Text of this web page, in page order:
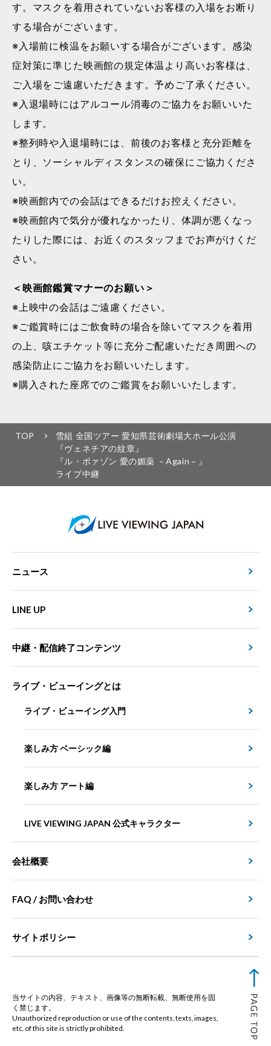
す。マスクを着用されていないお客様の入場をお断り
する場合がございます。
※入場前に検温をお願いする場合がございます。感染
症対策に準じた映画館の規定体温より高いお客様は、
ご入場をご遠慮いただきます。予めご了承ください。
※入退場時にはアルコール消毒のご協力をお願いいた
します。
※整列時や入退場時には、前後のお客様と充分距離を
とり、ソーシャルディスタンスの確保にご協力くださ
い。
※映画館内での会話はできるだけお控えください。
※映画館内で気分が優れなかったり、体調が悪くなっ
たりした際には、お近くのスタッフまでお声がけくだ
さい。
＜映画館鑑賞マナーのお願い＞
※上映中の会話はご遠慮ください。
※ご鑑賞時にはご飲食時の場合を除いてマスクを着用
の上、咳エチケット等に充分ご配慮いただき周囲への
感染防止にご協力をお願いいたします。
※購入された座席でのご鑑賞をお願いいたします。
TOP
雪組 全国ツアー 愛知県芸術劇場大ホール公演
『ヴェネチアの紋章』
『ル・ポァゾン 愛の媚薬 －Again－』
ライブ中継
ニュース
LINE UP
中継・配信終了コンテンツ
ライブ・ビューイングとは
ライブ・ビューイング入門
楽しみ方 ベーシック編
楽しみ方 アート編
LIVE VIEWING JAPAN 公式キャラクター
会社概要
FAQ / お問い合わせ
サイトポリシー
当サイトの内容、テキスト、画像等の無断転載、無断使用を固
く禁じます。
Unauthorized reproduction or use of the contents, texts, images,
etc. of this site is strictly prohibited.